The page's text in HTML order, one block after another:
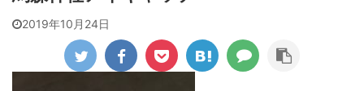
2019年10月24日